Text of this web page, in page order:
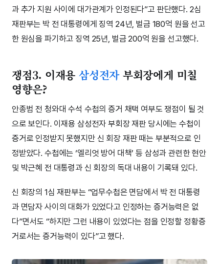
과 추가 지원 사이에 대가관계가 인정된다”고 판단했다. 2심
재판부는 박 전 대통령에게 징역 24년, 벌금 180억 원을 선고
한 원심을 파기하고 징역 25년, 벌금 200억 원을 선고했다.
쟁점3. 이재용삼성전자부회장에게 미칠
영향은?
안종범 전 청와대 수석 수첩의 증거 채택 여부도 쟁점이 될 것
으로 보인다. 이재용 삼성전자 부회장 재판 당시에는 수첩이
증거로 인정받지 못했지만 신 회장 재판 때는 부분적으로 인
정받았다. 수첩에는 ‘엘리엇 방어 대책’ 등 삼성과 관련한 현안
및 박근혜 전 대통령과 신 회장의 독대 내용이 기록돼 있다.
신 회장의 1심 재판부는 “업무수첩은 면담에서 박 전 대통령
과 면담자 사이의 대화가 있었다고 인정하는 증거능력은 없
다”면서도 “하지만 그런 내용이 있었다는 점을 인정할 정황증
거로서는 증거능력이 있다”고 했다.